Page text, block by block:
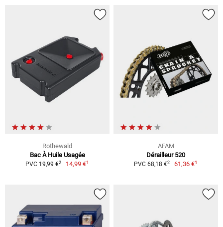
Rothewald
Bac À Huile Usagée
PVC 19,99 €2 14,99 €1
AFAM
Dérailleur 520
PVC 68,18 €2 61,36 €1